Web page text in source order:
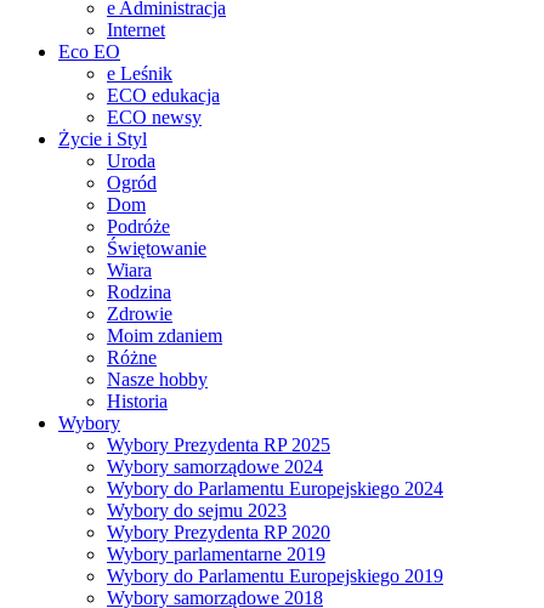
e Administracja
Internet
Eco EO
e Leśnik
ECO edukacja
ECO newsy
Życie i Styl
Uroda
Ogród
Dom
Podróże
Świętowanie
Wiara
Rodzina
Zdrowie
Moim zdaniem
Różne
Nasze hobby
Historia
Wybory
Wybory Prezydenta RP 2025
Wybory samorządowe 2024
Wybory do Parlamentu Europejskiego 2024
Wybory do sejmu 2023
Wybory Prezydenta RP 2020
Wybory parlamentarne 2019
Wybory do Parlamentu Europejskiego 2019
Wybory samorządowe 2018